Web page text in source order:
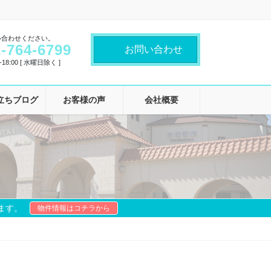
わせください。
764-6799
[ 水曜日除く ]
お問い合わせ
ちブログ お客様の声 会社概要
。 物件情報はコチラから